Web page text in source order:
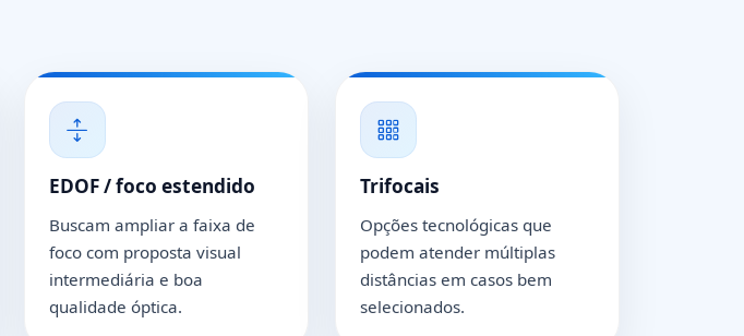
EDOF / foco estendido
Buscam ampliar a faixa de
foco com proposta visual
intermediária e boa
qualidade óptica.
Trifocais
Opções tecnológicas que
podem atender múltiplas
distâncias em casos bem
selecionados.